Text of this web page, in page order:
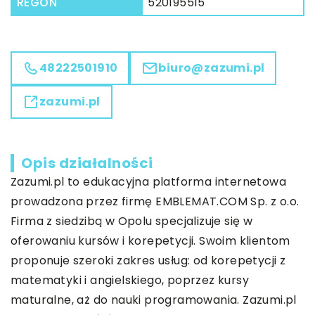
48222501910 biuro@zazumi.pl
zazumi.pl
Opis działalności
Zazumi.pl to edukacyjna platforma internetowa
prowadzona przez firmę EMBLEMAT.COM Sp. z o.o.
Firma z siedzibą w Opolu specjalizuje się w
oferowaniu kursów i korepetycji. Swoim klientom
proponuje szeroki zakres usług: od korepetycji z
matematyki i angielskiego, poprzez kursy
maturalne, aż do nauki programowania. Zazumi.pl